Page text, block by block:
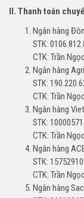
II. Thanh toán
Ngân hàng
STK:
CTK: Trần
Ngân hàng
STK:
CTK: Trần
Ngân hàng
STK:
CTK: Trần
Ngân hàng
STK:
CTK: Trần
Ngân hàng